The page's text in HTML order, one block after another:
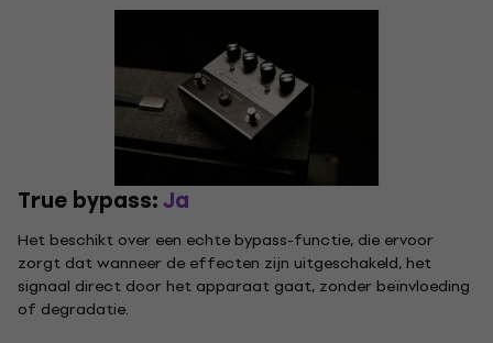
True bypass:Ja
Het beschikt over een echte bypass-functie, die ervoor
zorgt dat wanneer de effecten zijn uitgeschakeld, het
signaal direct door het apparaat gaat, zonder beïnvloeding
of degradatie.